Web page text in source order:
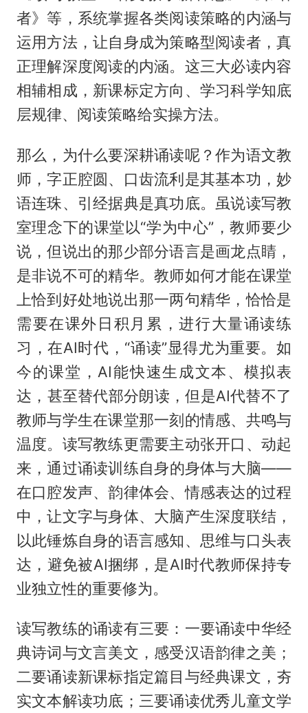
者》等，系统掌握各类阅读策略的内涵与
运用方法，让自身成为策略型阅读者，真
正理解深度阅读的内涵。这三大必读内容
相辅相成，新课标定方向、学习科学知底
层规律、阅读策略给实操方法。
那么，为什么要深耕诵读呢？作为语文教
师，字正腔圆、口齿流利是其基本功，妙
语连珠、引经据典是真功底。虽说读写教
室理念下的课堂以“学为中心”，教师要少
说，但说出的那少部分语言是画龙点睛，
是非说不可的精华。教师如何才能在课堂
上恰到好处地说出那一两句精华，恰恰是
需要在课外日积月累，进行大量诵读练
习，在AI时代，“诵读”显得尤为重要。如
今的课堂，AI能快速生成文本、模拟表
达，甚至替代部分朗读，但是AI代替不了
教师与学生在课堂那一刻的情感、共鸣与
温度。读写教练更需要主动张开口、动起
来，通过诵读训练自身的身体与大脑——
在口腔发声、韵律体会、情感表达的过程
中，让文字与身体、大脑产生深度联结，
以此锤炼自身的语言感知、思维与口头表
达，避免被AI捆绑，是AI时代教师保持专
业独立性的重要修为。
读写教练的诵读有三要：一要诵读中华经
典诗词与文言美文，感受汉语韵律之美；
二要诵读新课标指定篇目与经典课文，夯
实文本解读功底；三要诵读优秀儿童文学